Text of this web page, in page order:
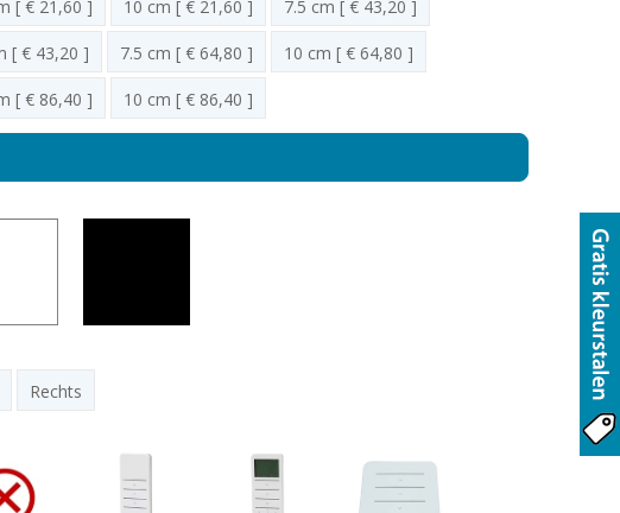
[ € 21,60 ] 10 cm [ € 21,60 ] 7.5 cm [ € 43,20 ]
[ € 43,20 ] 7.5 cm [ € 64,80 ] 10 cm [ € 64,80 ]
[ € 86,40 ] 10 cm [ € 86,40 ]
Rechts